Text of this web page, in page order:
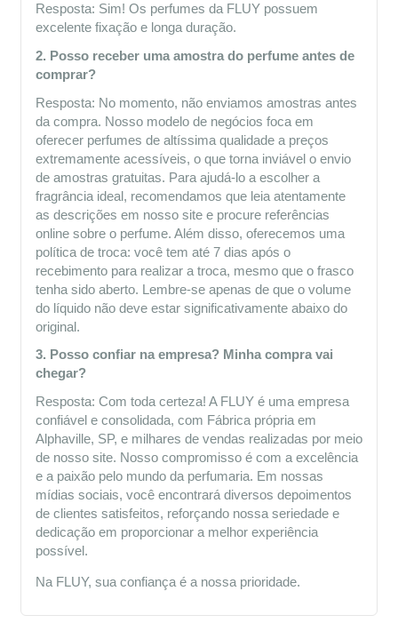
Resposta: Sim! Os perfumes da FLUY possuem
excelente fixação e longa duração.
2. Posso receber uma amostra do perfume antes de
comprar?
Resposta: No momento, não enviamos amostras antes
da compra. Nosso modelo de negócios foca em
oferecer perfumes de altíssima qualidade a preços
extremamente acessíveis, o que torna inviável o envio
de amostras gratuitas. Para ajudá-lo a escolher a
fragrância ideal, recomendamos que leia atentamente
as descrições em nosso site e procure referências
online sobre o perfume. Além disso, oferecemos uma
política de troca: você tem até 7 dias após o
recebimento para realizar a troca, mesmo que o frasco
tenha sido aberto. Lembre-se apenas de que o volume
do líquido não deve estar significativamente abaixo do
original.
3. Posso confiar na empresa? Minha compra vai
chegar?
Resposta: Com toda certeza! A FLUY é uma empresa
confiável e consolidada, com Fábrica própria em
Alphaville, SP, e milhares de vendas realizadas por meio
de nosso site. Nosso compromisso é com a excelência
e a paixão pelo mundo da perfumaria. Em nossas
mídias sociais, você encontrará diversos depoimentos
de clientes satisfeitos, reforçando nossa seriedade e
dedicação em proporcionar a melhor experiência
possível.
Na FLUY, sua confiança é a nossa prioridade.